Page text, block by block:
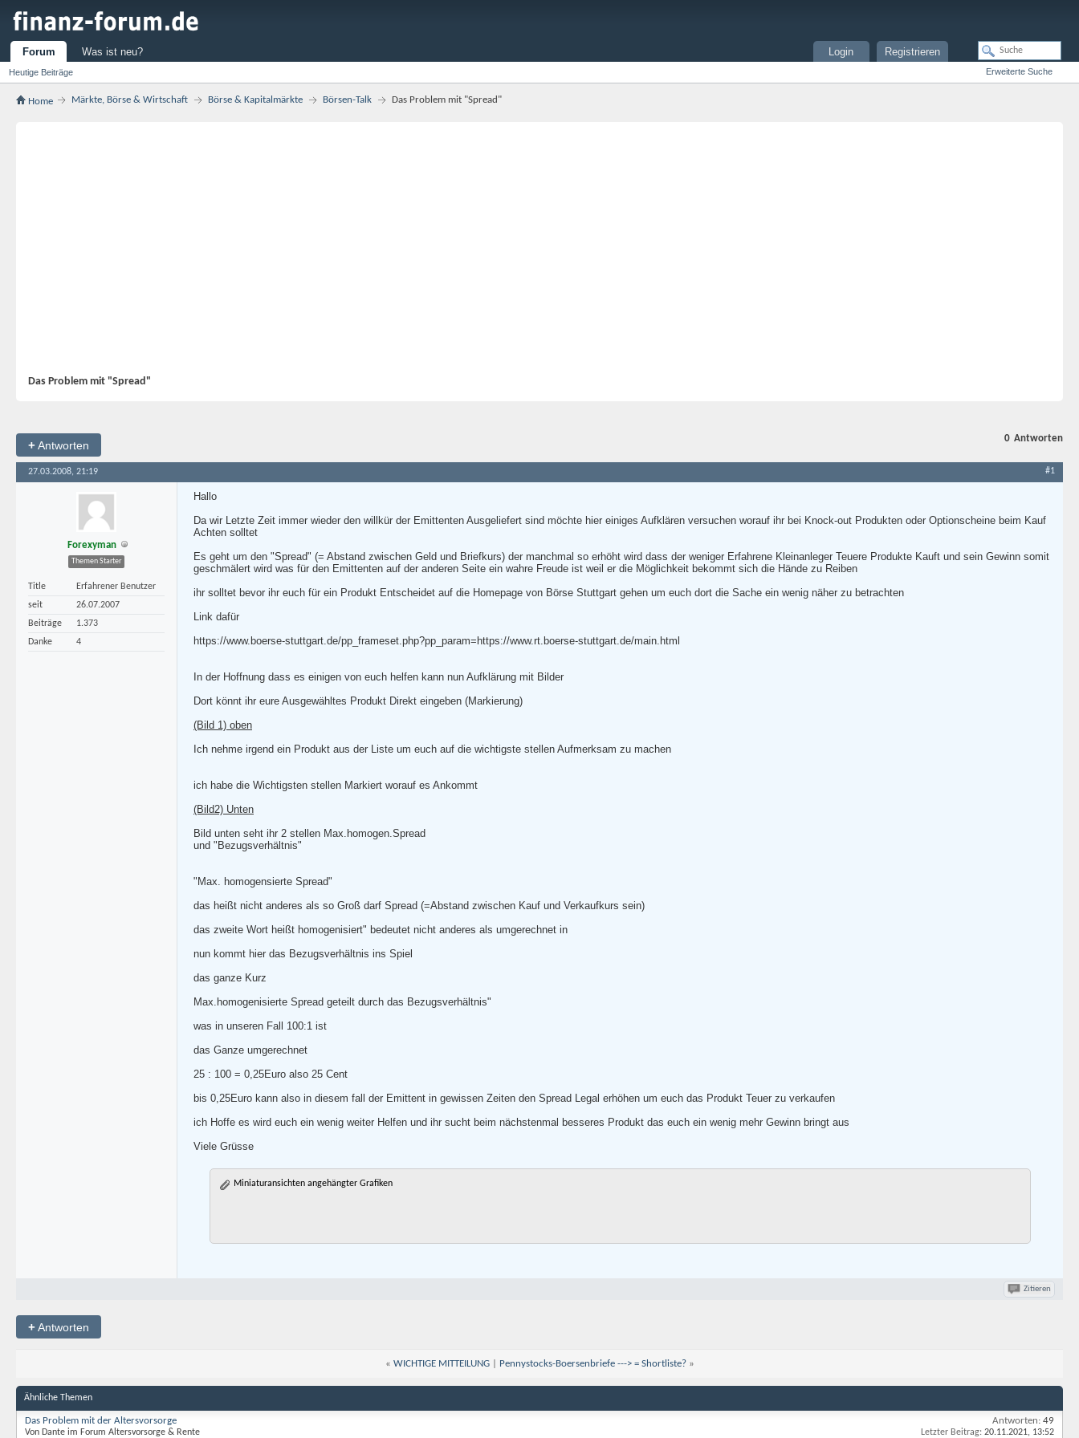
Forum
Heutige Beiträge
Was ist neu? Registrieren
Login
Erweiterte Suche
Home Märkte, Börse & Wirtschaft Börse & Kapitalmärkte Börsen-Talk Das Problem mit "Spread"
Das Problem mit "Spread"
+Antworten
0 Antworten
27.03.2008, 21:19 #1
Forexyman
Themen Starter
Title
Erfahrener Benutzer
seit
26.07.2007
Beiträge
1.373
Danke
4
Hallo
Da wir Letzte Zeit immer wieder den willkür der Emittenten Ausgeliefert sind möchte hier einiges Aufklären versuchen worauf ihr bei Knock-out Produkten oder Optionscheine beim Kauf
Achten solltet
Es geht um den "Spread" (= Abstand zwischen Geld und Briefkurs) der manchmal so erhöht wird dass der weniger Erfahrene Kleinanleger Teuere Produkte Kauft und sein Gewinn somit
geschmälert wird was für den Emittenten auf der anderen Seite ein wahre Freude ist weil er die Möglichkeit bekommt sich die Hände zu Reiben
ihr solltet bevor ihr euch für ein Produkt Entscheidet auf die Homepage von Börse Stuttgart gehen um euch dort die Sache ein wenig näher zu betrachten
Link dafür
https://www.boerse-stuttgart.de/pp_frameset.php?pp_param=https://www.rt.boerse-stuttgart.de/main.html
In der Hoffnung dass es einigen von euch helfen kann nun Aufklärung mit Bilder
Dort könnt ihr eure Ausgewähltes Produkt Direkt eingeben (Markierung)
(Bild 1) oben
Ich nehme irgend ein Produkt aus der Liste um euch auf die wichtigste stellen Aufmerksam zu machen
ich habe die Wichtigsten stellen Markiert worauf es Ankommt
(Bild2) Unten
Bild unten seht ihr 2 stellen Max.homogen.Spread
und "Bezugsverhältnis"
"Max. homogensierte Spread"
das heißt nicht anderes als so Groß darf Spread (=Abstand zwischen Kauf und Verkaufkurs sein)
das zweite Wort heißt homogenisiert" bedeutet nicht anderes als umgerechnet in
nun kommt hier das Bezugsverhältnis ins Spiel
das ganze Kurz
Max.homogenisierte Spread geteilt durch das Bezugsverhältnis"
was in unseren Fall 100:1 ist
das Ganze umgerechnet
25 : 100 = 0,25Euro also 25 Cent
bis 0,25Euro kann also in diesem fall der Emittent in gewissen Zeiten den Spread Legal erhöhen um euch das Produkt Teuer zu verkaufen
ich Hoffe es wird euch ein wenig weiter Helfen und ihr sucht beim nächstenmal besseres Produkt das euch ein wenig mehr Gewinn bringt aus
Viele Grüsse
Miniaturansichten angehängter Grafiken
Zitieren
+Antworten
« WICHTIGE MITTEILUNG| Pennystocks-Boersenbriefe ---> = Shortliste? »
Ähnliche Themen
Das Problem mit der Altersvorsorge
Von Dante im Forum Altersvorsorge & Rente
Antworten: 49
Letzter Beitrag: 20.11.2021, 13:52